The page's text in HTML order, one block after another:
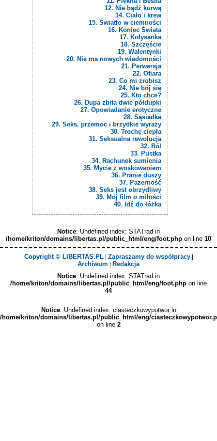
12. Nie bądź kurwą
14. Ciało i krew
15. Światło w ciemności
16. Koniec Świata
17. Kołysanka
18. Szczęście
19. Walentynki
20. Nie ma nowych wiadomości
21. Perwersja
22. Ofiara
23. Co mi zrobisz
24. Nie bój się
25. Kto chce?
26. Dupa zbita dwie półdupki
27. Opowiadanie erotyczne
28. Sąsiadka
29. Seks, przemoc i brzydkie wyrazy
30. Trochę ciepła
31. Seksualna rewolucja
32. Ból
33. Pustka
34. Rachunek sumienia
35. Mycie z woskowaniem
36. Pranie duszy
37. Pazerność
38. Seks jest obrzydliwy
39. Mój film o miłości
40. Idź do łóżka
Notice: Undefined index: STATrad in
/home/kriton/domains/libertas.pl/public_html/eng/foot.php on line 10
Copyright © LIBERTAS.PL| Zapraszamy do współpracy|
Archiwum
Redakcja
Notice: Undefined index: STATrad in
/home/kriton/domains/libertas.pl/public_html/eng/foot.php on line
44
Notice: Undefined index: ciasteczkowypotwor in
/home/kriton/domains/libertas.pl/public_html/eng/
on line 2